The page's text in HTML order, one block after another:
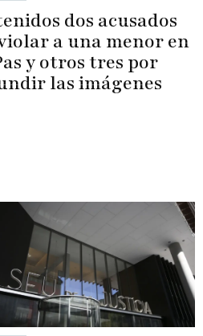
dos acusados
a una menor en
y otros tres por
las imágenes